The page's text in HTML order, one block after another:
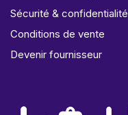
Sécurité & confidentialité
Conditions de vente
Devenir fournisseur